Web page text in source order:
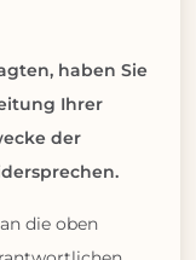
haben Sie
Ihrer
der
die oben